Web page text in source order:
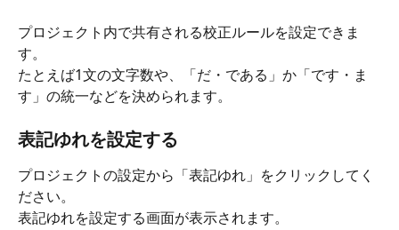
プロジェクト内で共有される校正ルールを設定できま
す。
たとえば1文の文字数や、「だ・である」か「です・ま
す」の統一などを決められます。
表記ゆれを設定する
プロジェクトの設定から「表記ゆれ」をクリックしてく
ださい。
表記ゆれを設定する画面が表示されます。